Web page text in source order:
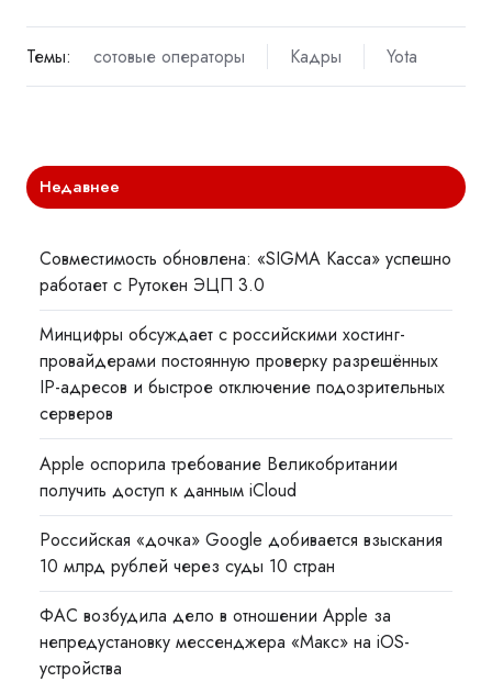
Темы: сотовые операторы Кадры Yota
Недавнее
Совместимость обновлена: «SIGMA Касса» успешно
работает с Рутокен ЭЦП 3.0
Минцифры обсуждает с российскими хостинг-
провайдерами постоянную проверку разрешённых
IP-адресов и быстрое отключение подозрительных
серверов
Apple оспорила требование Великобритании
получить доступ к данным iCloud
Российская «дочка» Google добивается взыскания
10 млрд рублей через суды 10 стран
ФАС возбудила дело в отношении Apple за
непредустановку мессенджера «Макс» на iOS-
устройства